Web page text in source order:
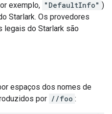
exemplo, "DefaultInfo" )
Starlark. Os provedores
legais do Starlark são
espaços dos nomes de
por //foo :